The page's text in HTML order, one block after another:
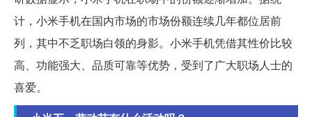
计，小米手机在国内市场的市场份额连续几年都位居前
列，其中不乏职场白领的身影。小米手机凭借其性价比较
高、功能强大、品质可靠等优势，受到了广大职场人士的
喜爱。